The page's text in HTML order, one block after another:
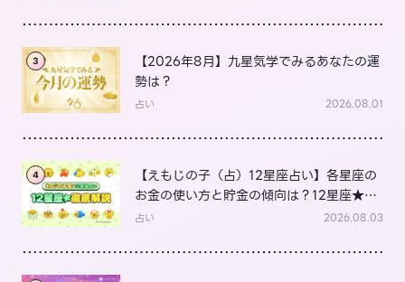
3
【2026年8月】九星気学でみるあなたの運
勢は？
占い 2026.08.01
4
【えもじの子（占）12星座占い】各星座の
お金の使い方と貯金の傾向は？12星座★徹
底解説
占い 2026.08.03